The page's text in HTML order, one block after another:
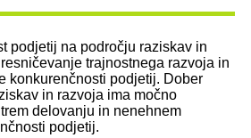
podjetij na področju raziskav in
trajnostnega razvoja in
konkurenčnosti podjetij. Dober
in razvoja ima močno
delovanju in nenehnem
podjetij.